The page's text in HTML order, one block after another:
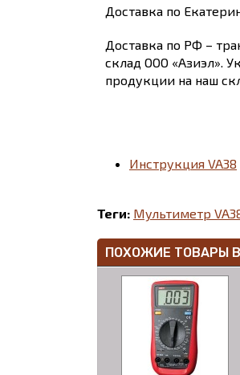
Доставка по
Доставка по РФ –
склад ООО «Азиэл».
продукции на наш
Инструкция VA38
Теги: Мультиметр
ПОХОЖИЕ ТОВАРЫ